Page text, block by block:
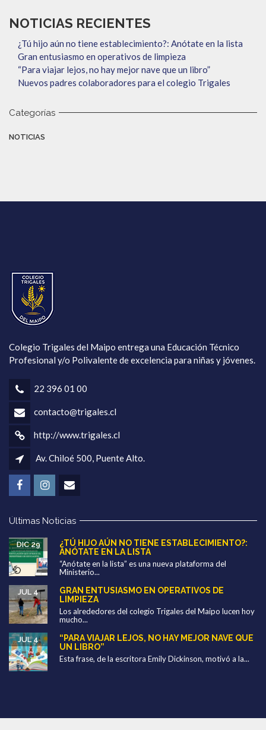
NOTICIAS RECIENTES
¿Tú hijo aún no tiene establecimiento?: Anótate en la lista
Gran entusiasmo en operativos de limpieza
“Para viajar lejos, no hay mejor nave que un libro”
Nuevos padres colaboradores para el colegio Trigales
Categorías
NOTICIAS
Colegio Trigales del Maipo entrega una Educación Técnico
Profesional y/o Polivalente de excelencia para niñas y jóvenes.
22 396 01 00
contacto@trigales.cl
http://www.trigales.cl
Av. Chiloé 500, Puente Alto.
Últimas Noticias
¿TÚ HIJO AÚN NO TIENE ESTABLECIMIENTO?:
ANÓTATE EN LA LISTA
DIC 29
“Anótate en la lista” es una nueva plataforma del
Ministerio...
GRAN ENTUSIASMO EN OPERATIVOS DE
LIMPIEZA
JUL 4
Los alrededores del colegio Trigales del Maipo lucen hoy
mucho...
“PARA VIAJAR LEJOS, NO HAY MEJOR NAVE QUE
UN LIBRO”
JUL 4
Esta frase, de la escritora Emily Dickinson, motivó a la...